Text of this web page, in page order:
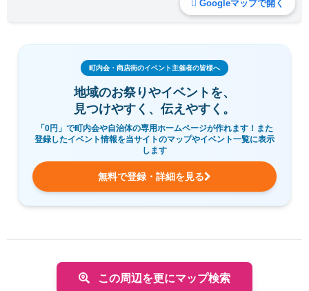
Googleマップで開く
町内会・商店街のイベント主催者の皆様へ
地域のお祭りやイベントを、
見つけやすく、伝えやすく。
「0円」で町内会や自治体の専用ホームページが作れます！また
登録したイベント情報を当サイトのマップやイベント一覧に表示
します
無料で登録・詳細を見る
この周辺を更にマップ検索